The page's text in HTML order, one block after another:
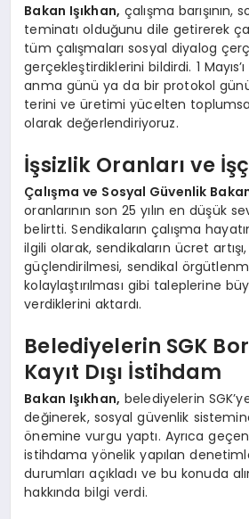
Bakan Işıkhan, çalışma barışının,
teminatı olduğunu dile getirerek
tüm çalışmaları sosyal diyalog
gerçekleştirdiklerini bildirdi. 1
anma günü ya da bir protokol
terini ve üretimi yücelten
olarak değerlendiriyoruz.
İşsizlik Oranları ve
Çalışma ve Sosyal Güvenlik
oranlarının son 25 yılın en düşük
belirtti. Sendikaların çalışma
ilgili olarak, sendikaların ücret artışı,
güçlendirilmesi, sendikal
kolaylaştırılması gibi taleplerine
verdiklerini aktardı.
Belediyelerin SGK
Kayıt Dışı İstihdam
Bakan Işıkhan, belediyelerin
değinerek, sosyal güvenlik
önemine vurgu yaptı. Ayrıca geçen
istihdama yönelik yapılan
durumları açıkladı ve bu konuda
hakkında bilgi verdi.